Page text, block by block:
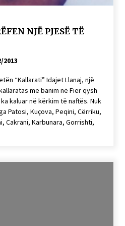
PIKNIKU
Atdheu
NJË PJESË TË
2013
“Kallarati” Idajet Llanaj, një
me banim në Fier qysh
kaluar në kërkim të naftës. Nuk
Patosi, Kuçova, Peqini, Cërriku,
Cakrani, Karbunara, Gorrishti,